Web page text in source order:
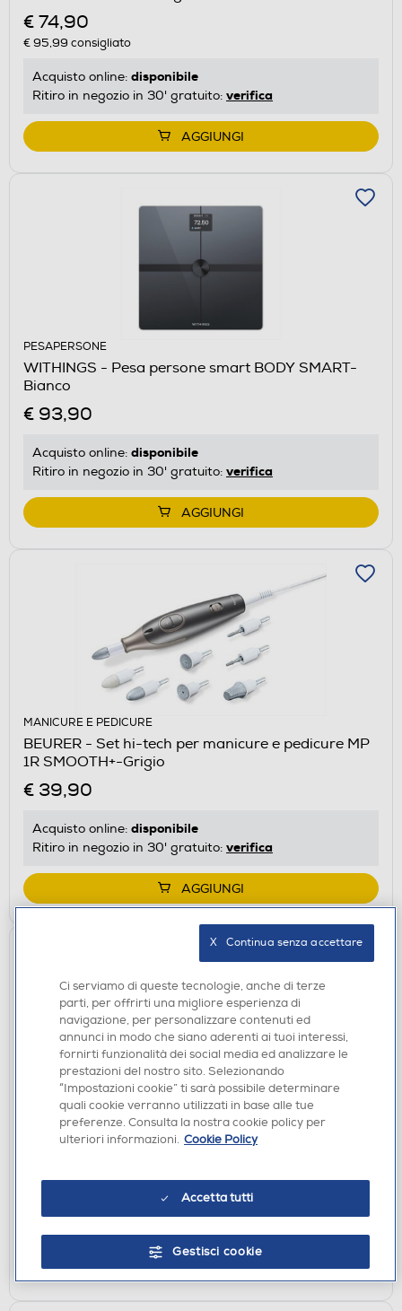
€ 74,90
€ 95,99 consigliato
Acquisto online: disponibile
Ritiro in negozio in 30' gratuito: verifica
AGGIUNGI
PESAPERSONE
WITHINGS - Pesa persone smart BODY SMART-
Bianco
€ 93,90
Acquisto online: disponibile
Ritiro in negozio in 30' gratuito: verifica
AGGIUNGI
MANICURE E PEDICURE
BEURER - Set hi-tech per manicure e pedicure MP
1R SMOOTH+-Grigio
€ 39,90
Acquisto online: disponibile
Ritiro in negozio in 30' gratuito: verifica
AGGIUNGI
ACCESSORI CURA E BELLEZZA
BEURER - Spazzola viso rotante FC 59-Nero /
argento
disponibile
Ci serviamo di queste tecnologie, anche di terze
parti, per offrirti una migliore esperienza di
navigazione, per personalizzare contenuti ed
annunci in modo che siano aderenti ai tuoi interessi,
fornirti funzionalità dei social media ed analizzare le
prestazioni del nostro sito. Selezionando
“Impostazioni cookie” ti sarà possibile determinare
quali cookie verranno utilizzati in base alle tue
preferenze. Consulta la nostra cookie policy per
ulteriori informazioni. Cookie Policy
Accetta tutti
Gestisci cookie
X   Continua senza accettare